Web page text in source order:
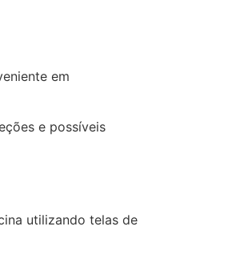
em
e possíveis
utilizando telas de